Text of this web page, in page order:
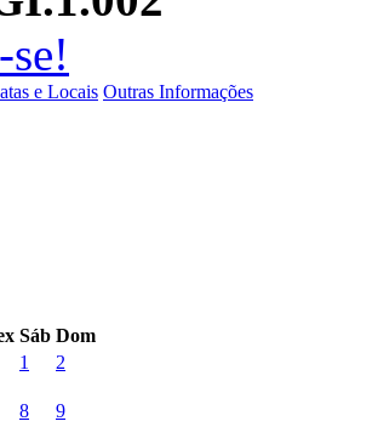
e Locais Outras Informações
Sáb Dom
1
2
8 9